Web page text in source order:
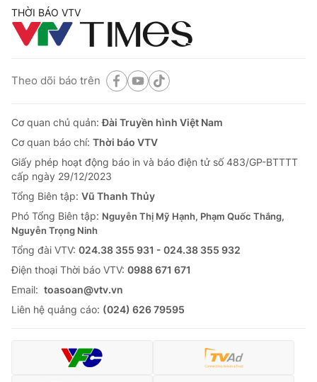
THỜI BÁO VTV
Theo dõi báo trên
Cơ quan chủ quản:Đài Truyền hình Việt Nam
Cơ quan báo chí: Thời báo VTV
Giấy phép hoạt động báo in và báo điện tử số 483/GP-BTTTT
cấp ngày 29/12/2023
Tổng Biên tập: Vũ Thanh Thủy
Phó Tổng Biên tập: Nguyễn Thị Mỹ Hạnh, Phạm Quốc Thắng,
Nguyễn Trọng Ninh
Tổng đài VTV: 024.38 355 931 - 024.38 355 932
Ðiện thoại Thời báo VTV: 0988 671 671
Email: toasoan@vtv.vn
Liên hệ quảng cáo: (024) 626 79595